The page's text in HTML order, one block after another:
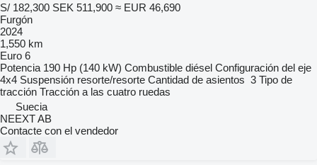
S/ 182,300 SEK 511,900 ≈ EUR 46,690
Furgón
2024
1,550 km
Euro 6
Potencia 190 Hp (140 kW) Combustible diésel Configuración del eje
4x4 Suspensión resorte/resorte Cantidad de asientos 3 Tipo de
tracción Tracción a las cuatro ruedas
Suecia
NEEXT AB
Contacte con el vendedor